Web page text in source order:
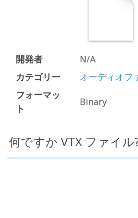
開発者
N/A
カテゴリー
オーディオフ
フォーマッ
ト
Binary
何ですか VTX ファイル